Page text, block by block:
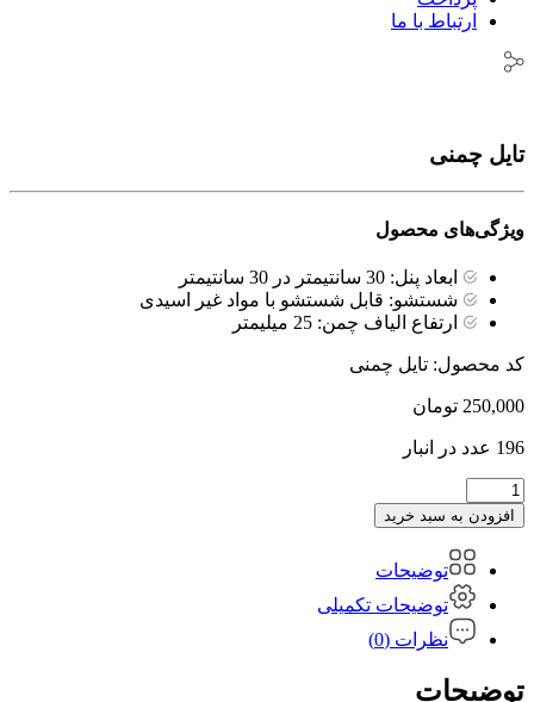
ارتباط با ما
تایل چمنی
ویژگی‌های محصول
ابعاد پنل: 30 سانتیمتر در 30 سانتیمتر
شستشو: قابل شستشو با مواد غیر اسیدی
ارتفاع الیاف چمن: 25 میلیمتر
کد محصول: تایل چمنی
250,000 تومان
196 عدد در انبار
تایل
چمنی
عدد
افزودن به سبد خرید
توضیحات
توضیحات تکمیلی
نظرات (0)
توضیحات